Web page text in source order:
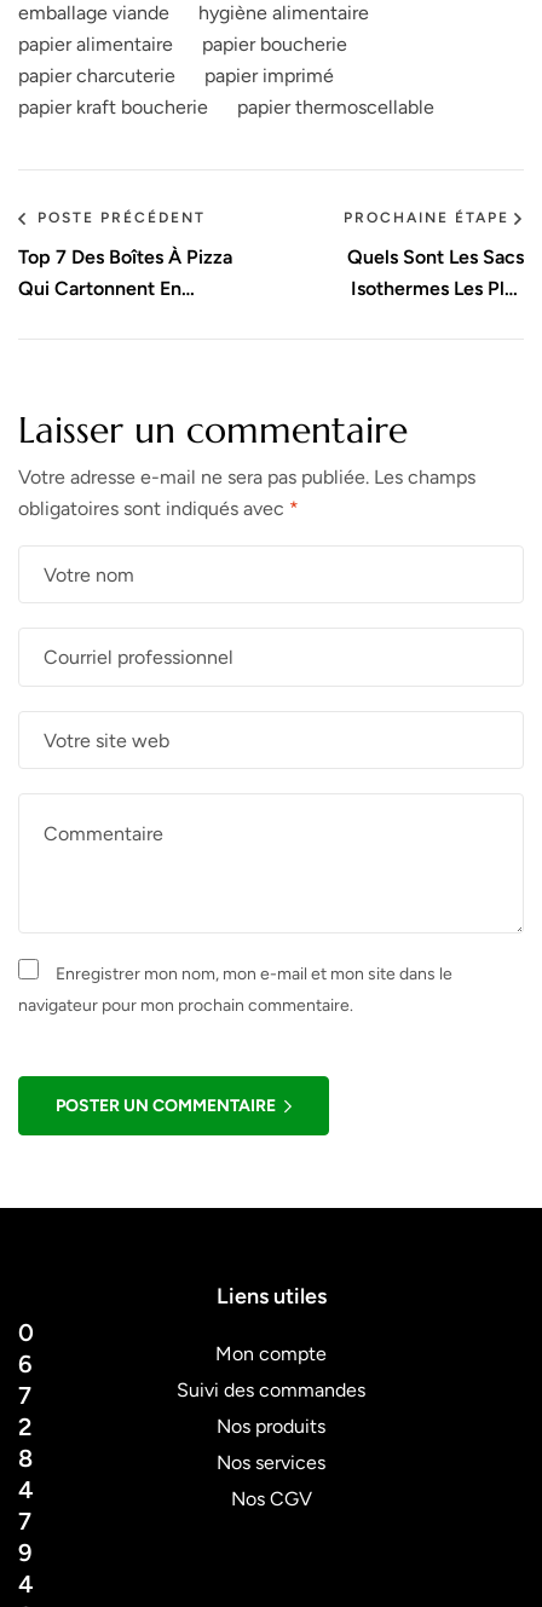
emballage viande
hygiène alimentaire
papier alimentaire
papier boucherie
papier charcuterie
papier imprimé
papier kraft boucherie
papier thermoscellable
POSTE PRÉCÉDENT
Top 7 Des Boîtes À Pizza
Qui Cartonnent En
PROCHAINE ÉTAPE
Quels Sont Les Sacs
Isothermes Les Plus
Laisser un commentaire
Votre adresse e-mail ne sera pas publiée. Les champs
obligatoires sont indiqués avec *
Enregistrer mon nom, mon e-mail et mon site dans le
navigateur pour mon prochain commentaire.
POSTER UN COMMENTAIRE
0
6
7
2
8
4
7
9
4
Liens utiles
Mon compte
Suivi des commandes
Nos produits
Nos services
Nos CGV